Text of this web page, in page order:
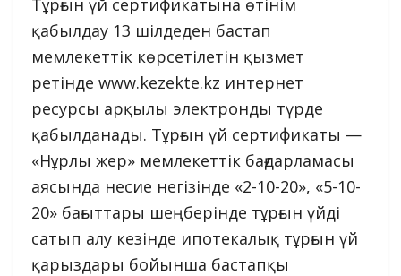
Тұрғын үй сертификатына өтінім
қабылдау 13 шілдеден бастап
мемлекеттік көрсетілетін қызмет
ретінде www.kezekte.kz интернет
ресурсы арқылы электронды түрде
қабылданады. Тұрғын үй сертификаты —
«Нұрлы жер» мемлекеттік бағдарламасы
аясында несие негізінде «2-10-20», «5-10-
20» бағыттары шеңберінде тұрғын үйді
сатып алу кезінде ипотекалық тұрғын үй
қарыздары бойынша бастапқы